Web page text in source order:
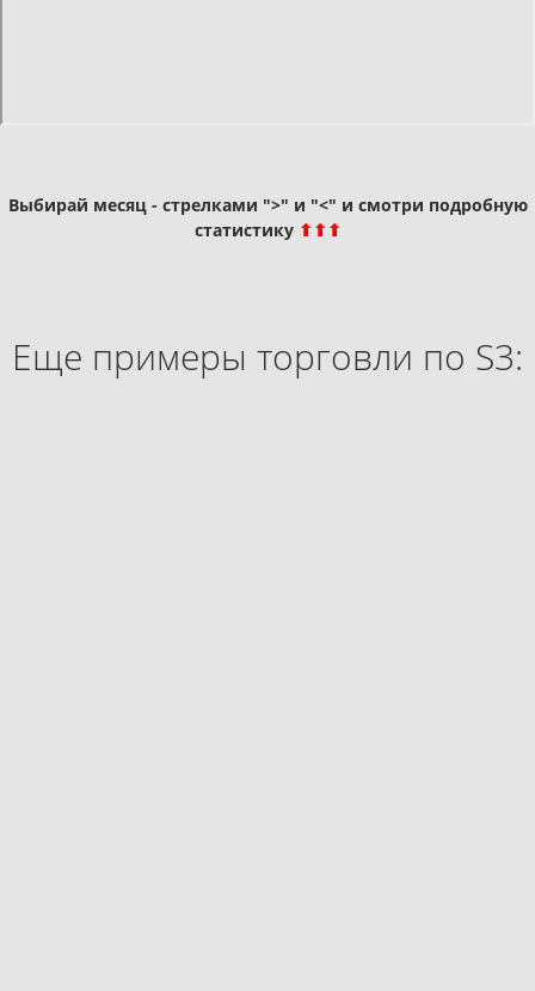
Выбирай месяц - стрелками ">" и "<" и смотри подробную
статистику ⬆⬆⬆
Еще примеры торговли по S3: